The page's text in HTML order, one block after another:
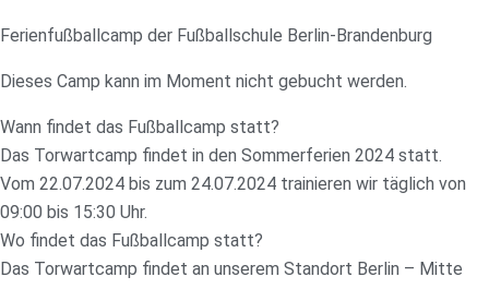
Ferienfußballcamp der Fußballschule Berlin-Brandenburg
Dieses Camp kann im Moment nicht gebucht werden.
Wann findet das Fußballcamp statt?
Das Torwartcamp findet in den Sommerferien 2024 statt.
Vom 22.07.2024 bis zum 24.07.2024 trainieren wir täglich von
09:00 bis 15:30 Uhr.
Wo findet das Fußballcamp statt?
Das Torwartcamp findet an unserem Standort Berlin – Mitte